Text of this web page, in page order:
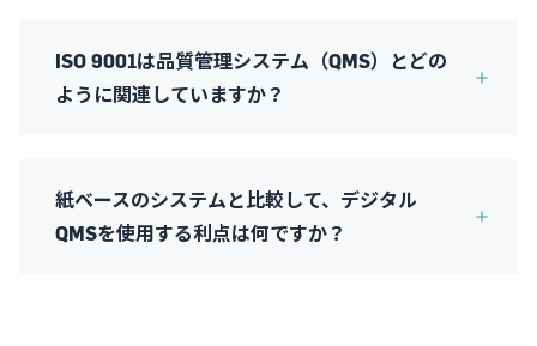
ISO 9001は品質管理システム（QMS）とどの
ように関連していますか？
紙ベースのシステムと比較して、デジタル
QMSを使用する利点は何ですか？